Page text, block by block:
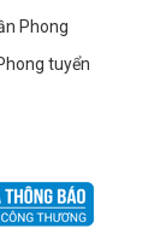
Phong
tuyển